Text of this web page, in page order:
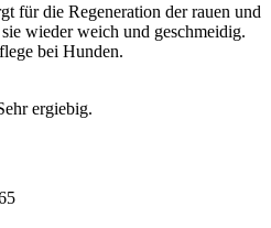
für die Regeneration der rauen und
wieder weich und geschmeidig.
bei Hunden.
ergiebig.